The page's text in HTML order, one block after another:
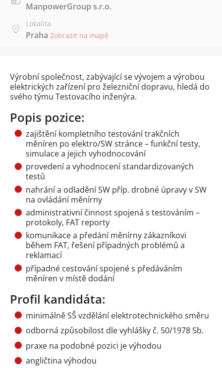
ManpowerGroup s.r.o.
Lokalita
Praha Zobrazit na mapě
Výrobní společnost, zabývající se vývojem a výrobou
elektrických zařízení pro železniční dopravu, hledá do
svého týmu Testovacího inženýra.
Popis pozice:
zajištění kompletního testování trakčních
měníren po elektro/SW stránce – funkční testy,
simulace a jejich vyhodnocování
provedení a vyhodnocení standardizovaných
testů
nahrání a odladění SW příp. drobné úpravy v SW
na ovládání měnírny
administrativní činnost spojená s testováním –
protokoly, FAT reporty
komunikace a předání měnírny zákazníkovi
během FAT, řešení případných problémů a
reklamací
případné cestování spojené s předáváním
měníren v místě dodání
Profil kandidáta:
minimálně SŠ vzdělání elektrotechnického směru
odborná způsobilost dle vyhlášky č. 50/1978 Sb.
praxe na podobné pozici je výhodou
angličtina výhodou